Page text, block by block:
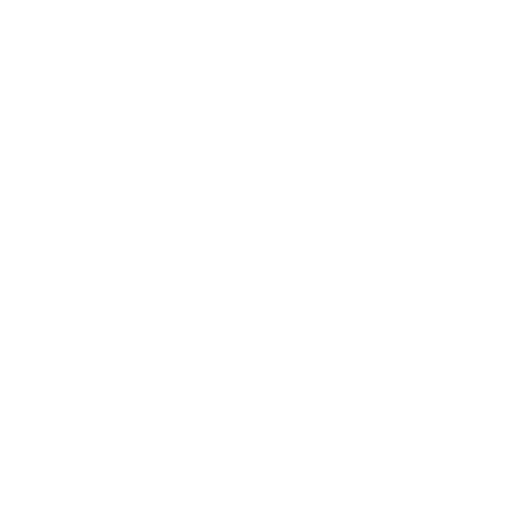
Berauschende Tage und
bedürfen flüssiger
die das stadtweite
Feste, die sich der
Anstoßen. Wir laden
zu feiern!